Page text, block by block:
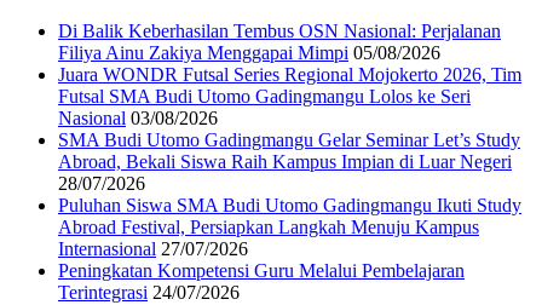
Di Balik Keberhasilan Tembus OSN Nasional: Perjalanan
Filiya Ainu Zakiya Menggapai Mimpi 05/08/2026
Juara WONDR Futsal Series Regional Mojokerto 2026, Tim
Futsal SMA Budi Utomo Gadingmangu Lolos ke Seri
Nasional 03/08/2026
SMA Budi Utomo Gadingmangu Gelar Seminar Let’s Study
Abroad, Bekali Siswa Raih Kampus Impian di Luar Negeri
28/07/2026
Puluhan Siswa SMA Budi Utomo Gadingmangu Ikuti Study
Abroad Festival, Persiapkan Langkah Menuju Kampus
Internasional 27/07/2026
Peningkatan Kompetensi Guru Melalui Pembelajaran
Terintegrasi 24/07/2026